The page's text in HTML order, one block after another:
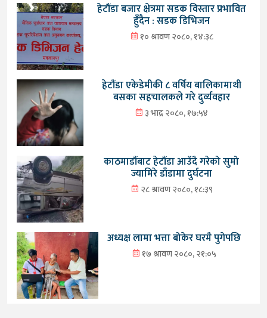
हेटौंडा बजार क्षेत्रमा सडक विस्तार प्रभावित
हुँदैन : सडक डिभिजन
१० श्रावण २०८०, १४:३८
हेटौंडा एकेडेमीकी ८ वर्षिय बालिकामाथी
बसका सहचालकले गरे दुर्व्यवहार
३ भाद्र २०८०, १७:५४
काठमाडौंबाट हेटौंडा आउँदै गरेको सुमो
ज्यामिरे डाँडामा दुर्घटना
२८ श्रावण २०८०, १८:३९
अध्यक्ष लामा भत्ता बोकेर घरमै पुगेपछि
१७ श्रावण २०८०, २१:०५